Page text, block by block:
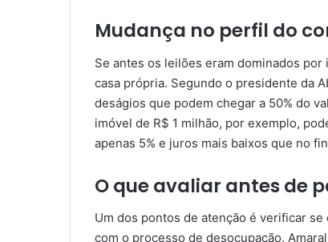
Mudança no perfil do
Se antes os leilões eram dominados
casa própria. Segundo o presidente da
deságios que podem chegar a 50% do
imóvel de R$ 1 milhão, por exemplo,
apenas 5% e juros mais baixos que no
O que avaliar antes de
Um dos pontos de atenção é verificar
com o processo de desocupação.